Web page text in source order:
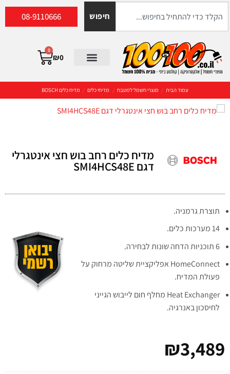
חיפוש 08-9110666
₪0
0
עמוד הבית / מוצרי חשמל למטבח / מדיחי כלים / מדיח כלים BOSCH
מדיח כלים רחב בוש חצי אינטגרלי
דגם SMI4HCS48E
תוצרת גרמניה.
14 מערכות כלים.
6 תוכניות הדחה שונות לבחירה.
HomeConnect אפליקציית שליטה מרחוק על
פעולת המדיח.
Heat Exchanger מחלף חום לייבוש הגייני
לחיסכון באנרגיה.
₪3,489